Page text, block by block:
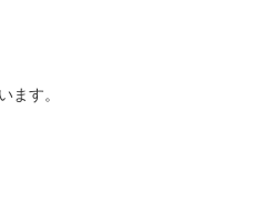
ます。